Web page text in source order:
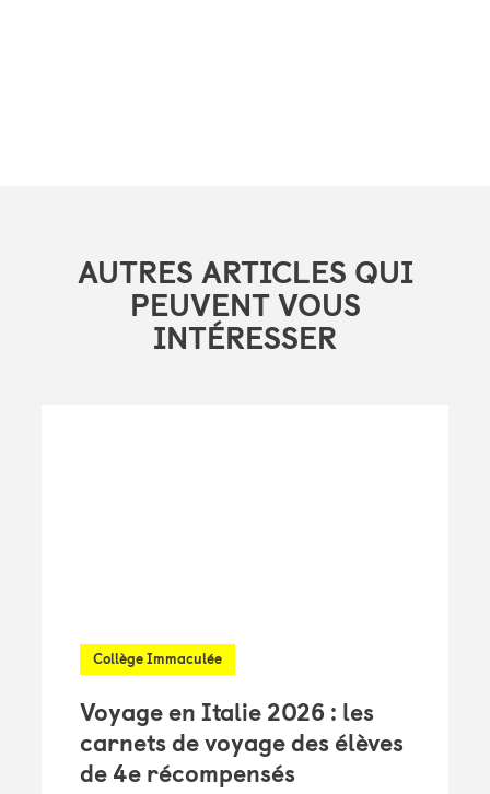
AUTRES ARTICLES QUI
PEUVENT VOUS
INTÉRESSER
Collège Immaculée
Voyage en Italie 2026 : les
carnets de voyage des élèves
de 4e récompensés